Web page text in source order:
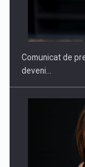
SAPTE
Comunicat de
deveni…